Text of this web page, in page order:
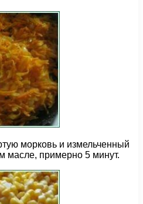
морковь и измельченный
масле, примерно 5 минут.